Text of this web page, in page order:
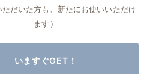
人掛け」
と考えがちです。
だいた方も、新たにお使いいただけ
ます）
いますぐGET！